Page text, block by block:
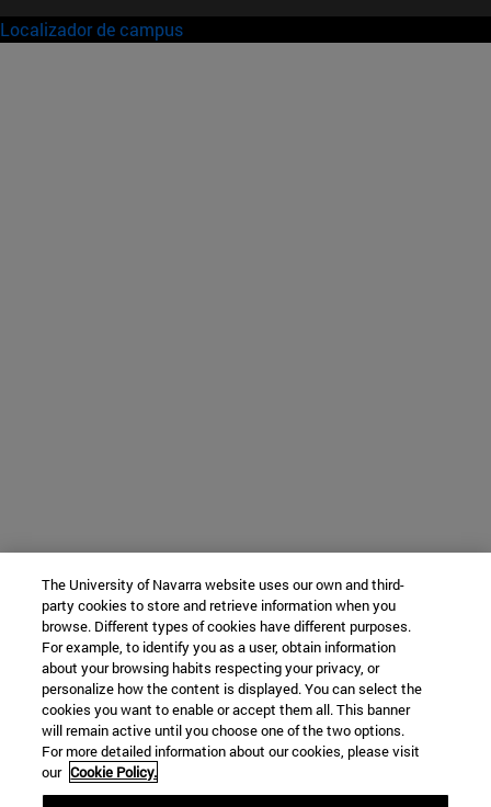
Localizador de campus
The University of Navarra website uses our own and third-
party cookies to store and retrieve information when you
browse. Different types of cookies have different purposes.
For example, to identify you as a user, obtain information
about your browsing habits respecting your privacy, or
personalize how the content is displayed. You can select the
cookies you want to enable or accept them all. This banner
will remain active until you choose one of the two options.
For more detailed information about our cookies, please visit
our Cookie Policy.